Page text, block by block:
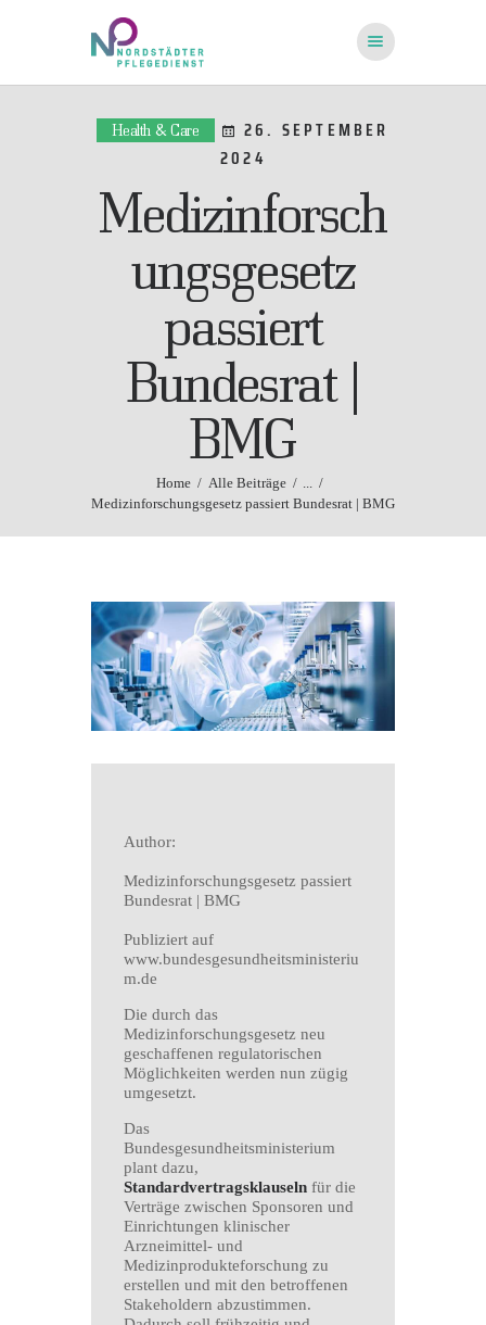
Health & Care
26. SEPTEMBER
2024
Medizinforsch
ungsgesetz
passiert
Bundesrat |
BMG
Home Alle Beiträge
...
Medizinforschungsgesetz passiert Bundesrat | BMG
ÜBER UNS
FRAGEN UND
KONTAKT
Author:
Medizinforschungsgesetz passiert
Bundesrat | BMG
Publiziert auf
www.bundesgesundheitsministeriu
m.de
Die durch das
Medizinforschungsgesetz neu
geschaffenen regulatorischen
Möglichkeiten werden nun zügig
umgesetzt.
Das
Bundesgesundheitsministerium
plant dazu,
Standardvertragsklauseln für die
Verträge zwischen Sponsoren und
Einrichtungen klinischer
Arzneimittel- und
Medizinprodukteforschung zu
erstellen und mit den betroffenen
Stakeholdern abzustimmen.